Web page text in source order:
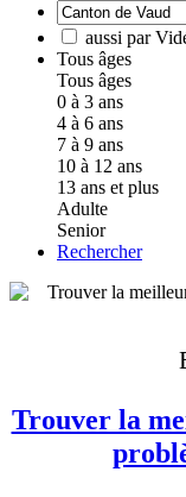
aussi par
Tous âges
Tous âges
0 à 3 ans
4 à 6 ans
7 à 9 ans
10 à 12 ans
13 ans et plus
Adulte
Senior
Rechercher
Trouver la